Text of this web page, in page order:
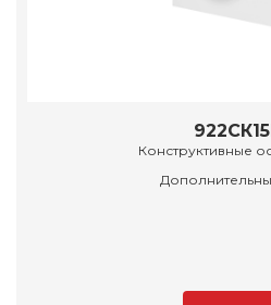
Конструктивные